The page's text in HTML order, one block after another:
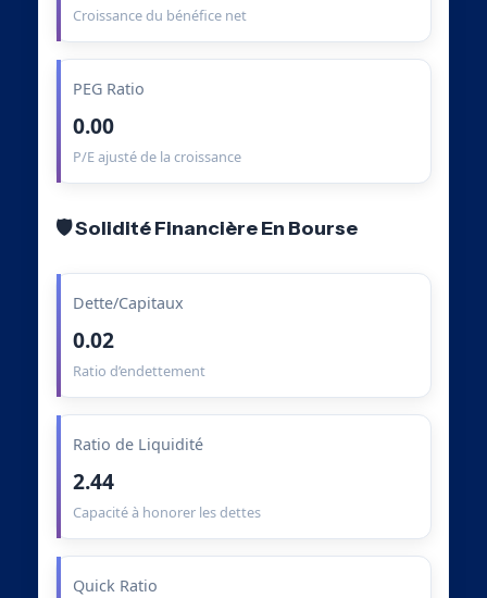
Croissance du bénéfice net
PEG Ratio
0.00
P/E ajusté de la croissance
🛡️ Solidité Financière En Bourse
Dette/Capitaux
0.02
Ratio d’endettement
Ratio de Liquidité
2.44
Capacité à honorer les dettes
Quick Ratio